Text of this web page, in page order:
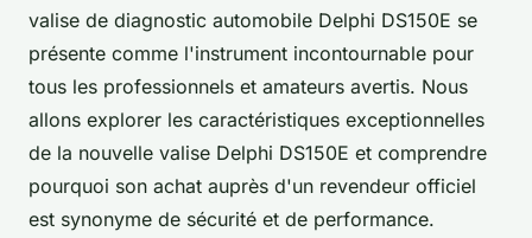
valise de diagnostic automobile Delphi DS150E se
présente comme l'instrument incontournable pour
tous les professionnels et amateurs avertis. Nous
allons explorer les caractéristiques exceptionnelles
de la nouvelle valise Delphi DS150E et comprendre
pourquoi son achat auprès d'un revendeur officiel
est synonyme de sécurité et de performance.